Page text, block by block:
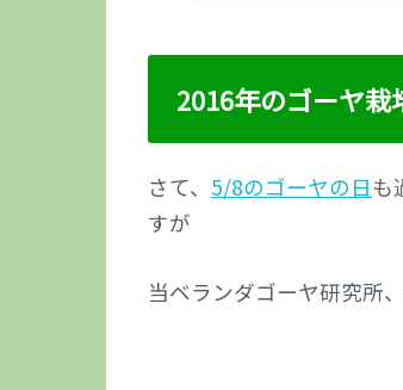
2016年のゴーヤ栽
さて、 5/8のゴーヤの日 も
すが
当ベランダゴーヤ研究所